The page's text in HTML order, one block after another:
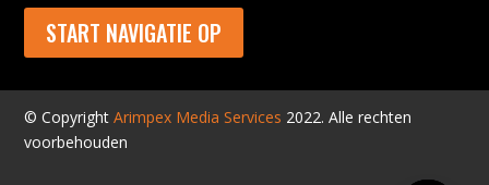
START NAVIGATIE OP
© CopyrightArimpex Media Services 2022. Alle rechten
voorbehouden